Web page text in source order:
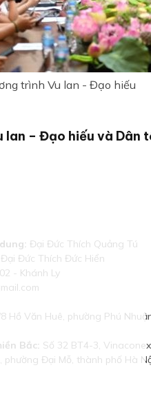
trình Vu lan - Đạo hiếu
lan – Đạo hiếu và Dân
Đại Đức Thích Quảng Tú
Đại Đức Thích Đức Hiển
- Khánh Ly
Hồ Văn Huê, phường Phú
Bắc: Số 32 BT4-3,
phường Đại Mỗ, thành phố Hà